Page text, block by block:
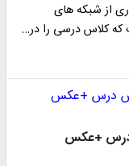
از شبکه های
کلاس درسی را در…
درس +عکس